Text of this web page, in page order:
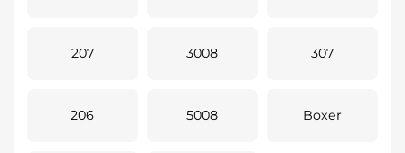
207 3008 307
206 5008 Boxer